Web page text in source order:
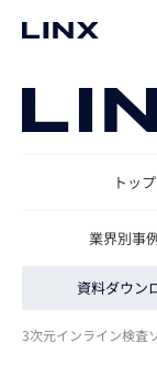
資料ダウン
トップ
業界別事
3次元インライン検査